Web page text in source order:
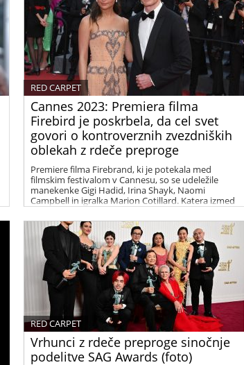
Cannes 2023: Premiera filma
Firebird je poskrbela, da cel svet
govori o kontroverznih zvezdniških
oblekah z rdeče preproge
RED CARPET
Premiere filma Firebrand, ki je potekala med
filmskim festivalom v Cannesu, so se udeležile
manekenke Gigi Hadid, Irina Shayk, Naomi
Campbell in igralka Marion Cotillard. Katera izmed
dam je bila videti najbolj stajliš, pa lahko presodite
sami v galeriji spodaj.
Vrhunci z rdeče preproge sinočnje
podelitve SAG Awards (foto)
RED CARPET